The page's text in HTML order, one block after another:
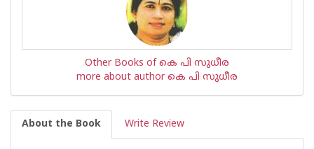
Other Books of കെ പി സുധീര
more about author കെ പി സുധീര
About the Book Write Review